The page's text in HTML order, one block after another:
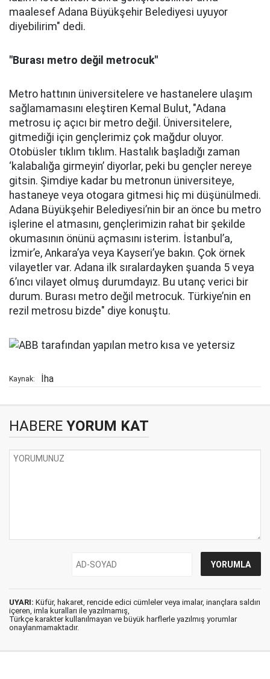
maalesef Adana Büyükşehir Belediyesi uyuyor
diyebilirim" dedi.
"Burası metro değil metrocuk"
Metro hattının üniversitelere ve hastanelere ulaşım
sağlamamasını eleştiren Kemal Bulut, "Adana
metrosu iç açıcı bir metro değil. Üniversitelere,
gitmediği için gençlerimiz çok mağdur oluyor.
Otobüsler tıklım tıklım. Hastalık başladığı zaman
‘kalabalığa girmeyin’ diyorlar, peki bu gençler nereye
gitsin. Şimdiye kadar bu metronun üniversiteye,
hastaneye veya otogara gitmesi hiç mi düşünülmedi.
Adana Büyükşehir Belediyesi’nin bir an önce bu metro
işlerine el atmasını, gençlerimizin rahat bir şekilde
okumasının önünü açmasını isterim. İstanbul’a,
İzmir’e, Ankara’ya veya Kayseri’ye bakın. Çok örnek
vilayetler var. Adana ilk sıralardayken şuanda 5 veya
6’ıncı vilayet olmuş durumdayız. Bu utanç verici bir
durum. Burası metro değil metrocuk. Türkiye’nin en
rezil metrosu bizde" diye konuştu.
Kaynak: İha
HABERE YORUM KAT
UYARI: Küfür, hakaret, rencide edici cümleler veya imalar, inançlara saldırı
içeren, imla kuralları ile yazılmamış,
Türkçe karakter kullanılmayan ve büyük harflerle yazılmış yorumlar
onaylanmamaktadır.